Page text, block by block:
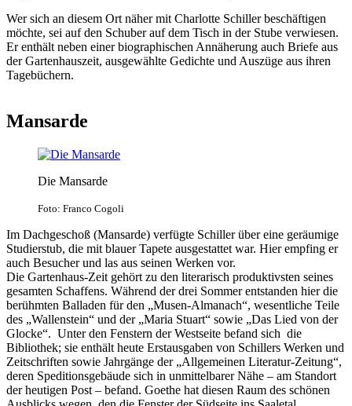
Wer sich an diesem Ort näher mit Charlotte Schiller beschäftigen
möchte, sei auf den Schuber auf dem Tisch in der Stube verwiesen.
Er enthält neben einer biographischen Annäherung auch Briefe aus
der Gartenhauszeit, ausgewählte Gedichte und Auszüge aus ihren
Tagebüchern.
Mansarde
Die Mansarde
Foto: Franco Cogoli
Im Dachgeschoß (Mansarde) verfügte Schiller über eine geräumige
Studierstub, die mit blauer Tapete ausgestattet war. Hier empfing er
auch Besucher und las aus seinen Werken vor.
Die Gartenhaus-Zeit gehört zu den literarisch produktivsten seines
gesamten Schaffens. Während der drei Sommer entstanden hier die
berühmten Balladen für den „Musen-Almanach“, wesentliche Teile
des „Wallenstein“ und der „Maria Stuart“ sowie „Das Lied von der
Glocke“. Unter den Fenstern der Westseite befand sich die
Bibliothek; sie enthält heute Erstausgaben von Schillers Werken und
Zeitschriften sowie Jahrgänge der „Allgemeinen Literatur-Zeitung“,
deren Speditionsgebäude sich in unmittelbarer Nähe – am Standort
der heutigen Post – befand. Goethe hat diesen Raum des schönen